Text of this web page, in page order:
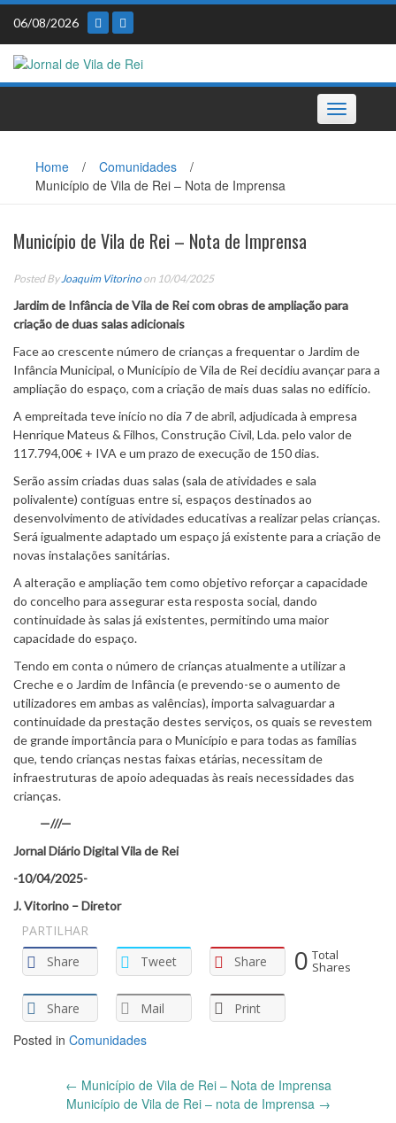
Skip
content
06/08/2026
Toggle
navigation
Home / Comunidades
/
Município de Vila de Rei – Nota de Imprensa
Município de Vila de Rei – Nota de Imprensa
Posted By Joaquim Vitorino on 10/04/2025
Jardim de Infância de Vila de Rei com obras de ampliação para
criação de duas salas adicionais
Face ao crescente número de crianças a frequentar o Jardim de
Infância Municipal, o Município de Vila de Rei decidiu avançar para a
ampliação do espaço, com a criação de mais duas salas no edifício.
A empreitada teve início no dia 7 de abril, adjudicada à empresa
Henrique Mateus & Filhos, Construção Civil, Lda. pelo valor de
117.794,00€ + IVA e um prazo de execução de 150 dias.
Serão assim criadas duas salas (sala de atividades e sala
polivalente) contíguas entre si, espaços destinados ao
desenvolvimento de atividades educativas a realizar pelas crianças.
Será igualmente adaptado um espaço já existente para a criação de
novas instalações sanitárias.
A alteração e ampliação tem como objetivo reforçar a capacidade
do concelho para assegurar esta resposta social, dando
continuidade às salas já existentes, permitindo uma maior
capacidade do espaço.
Tendo em conta o número de crianças atualmente a utilizar a
Creche e o Jardim de Infância (e prevendo-se o aumento de
utilizadores em ambas as valências), importa salvaguardar a
continuidade da prestação destes serviços, os quais se revestem
de grande importância para o Município e para todas as famílias
que, tendo crianças nestas faixas etárias, necessitam de
infraestruturas de apoio adequadas às reais necessidades das
crianças.
—///—
Jornal Diário Digital Vila de Rei
-10/04/2025-
J. Vitorino – Diretor
PARTILHAR
Share
Tweet Share
Share Mail Print
0 Total
Shares
Posted in Comunidades
navigation
← Município de Vila de Rei – Nota de Imprensa
Município de Vila de Rei – nota de Imprensa →